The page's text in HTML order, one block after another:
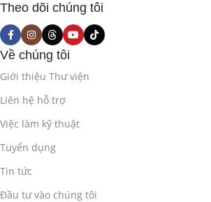
Theo dõi chúng tôi
Về chúng tôi
Giới thiệu Thư viện
Liên hệ hỗ trợ
Việc làm kỹ thuật
Tuyển dụng
Tin tức
Đầu tư vào chúng tôi